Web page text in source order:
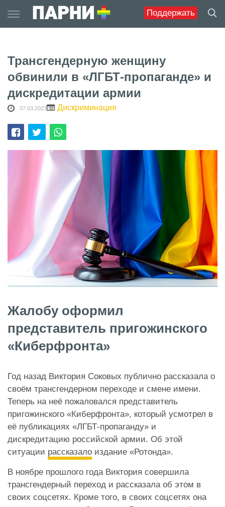
Поддержать
to
content
Трансгендерную женщину
обвинили в «ЛГБТ-пропаганде» и
дискредитации армии
07.03.2023 Дискриминация
Жалобу оформил
представитель пригожинского
«Киберфронта»
Год назад Виктория Соковых публично рассказала о
своём трансгендерном переходе и смене имени.
Теперь на неё пожаловался представитель
пригожинского «Киберфронта», который усмотрел в
её публикациях «ЛГБТ-пропаганду» и
дискредитацию российской армии. Об этой
ситуации рассказало издание «Ротонда».
В ноябре прошлого года Виктория совершила
трансгендерный переход и рассказала об этом в
своих соцсетях. Кроме того, в своих соцсетях она